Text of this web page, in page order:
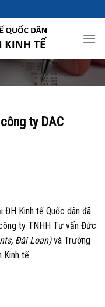
ty DAC
ĐH Kinh tế Quốc dân đã
ty TNHH Tư vấn Đức
Đài Loan)và Trường
Kinh tế.